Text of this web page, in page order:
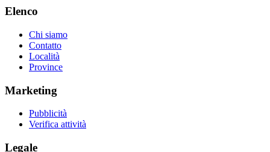
Elenco
Chi siamo
Contatto
Località
Province
Marketing
Pubblicità
Verifica attività
Legale